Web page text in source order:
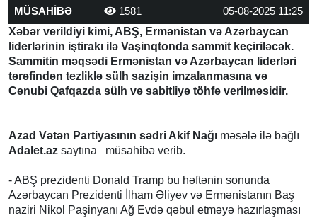
MÜSAHİBƏ 1581
05-08-2025 11:25
Xəbər verildiyi kimi, ABŞ, Ermənistan və Azərbaycan
liderlərinin iştirakı ilə Vaşinqtonda sammit keçiriləcək.
Sammitin məqsədi Ermənistan və Azərbaycan liderləri
tərəfindən tezliklə sülh sazişin imzalanmasına və
Cənubi Qafqazda sülh və sabitliyə töhfə verilməsidir.
Azad Vətən Partiyasının sədri Akif Nağı məsələ ilə bağlı
Adalet.az saytına müsahibə verib.
- ABŞ prezidenti Donald Tramp bu həftənin sonunda
Azərbaycan Prezidenti İlham Əliyev və Ermənistanın Baş
naziri Nikol Paşinyanı Ağ Evdə qəbul etməyə hazırlaşması